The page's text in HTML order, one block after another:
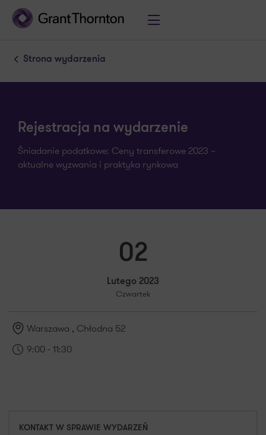
Strona wydarzenia
Rejestracja na wydarzenie
Śniadanie podatkowe: Ceny transferowe 2023 –
aktualne wyzwania i praktyka rynkowa
02
Lutego 2023
Czwartek
Warszawa , Chłodna 52
9:00 - 11:30
KONTAKT W SPRAWIE WYDARZEŃ